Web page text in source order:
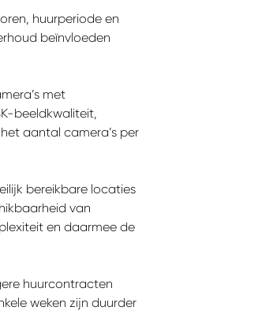
huurperiode en
beïnvloeden
met
beeldkwaliteit,
aantal camera’s per
bereikbare locaties
van
en daarmee de
huurcontracten
weken zijn duurder